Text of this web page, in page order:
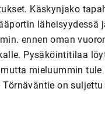
Käskynjako
läheisyydessä
ennen oman
Pysäköintitilaa
mieluummin tule
Törnäväntie on